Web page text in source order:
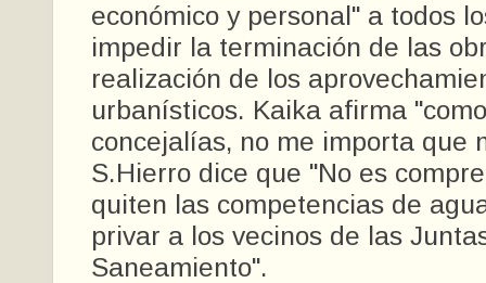
económico y personal" a todos
impedir la terminación de las
realización de los
urbanísticos. Kaika afirma
concejalías, no me importa que
S.Hierro dice que "No es
quiten las competencias de
privar a los vecinos de las
Saneamiento".